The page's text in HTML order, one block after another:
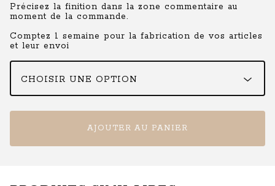
Précisez la finition dans la zone commentaire au
moment de la commande.
Comptez 1 semaine pour la fabrication de vos articles
et leur envoi
AJOUTER AU PANIER